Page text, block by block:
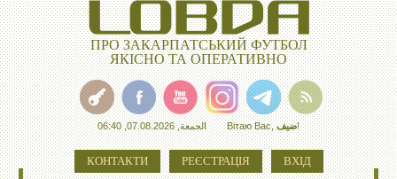
ПРО ЗАКАРПАТСЬКИЙ ФУТБОЛ
ЯКІСНО ТА ОПЕРАТИВНО
الجمعة, 07.08.2026, 06:40 Вітаю Вас,ضيف!
КОНТАКТИ РЕЄСТРАЦІЯ ВХІД